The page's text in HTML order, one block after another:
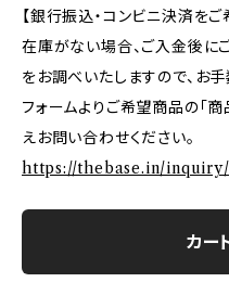
【銀行振込・コンビニ決済を
在庫がない場合、ご入金後に
をお調べいたしますので、お
フォームよりご希望商品の「商
えお問い合わせください。
https://thebase.in/
カー